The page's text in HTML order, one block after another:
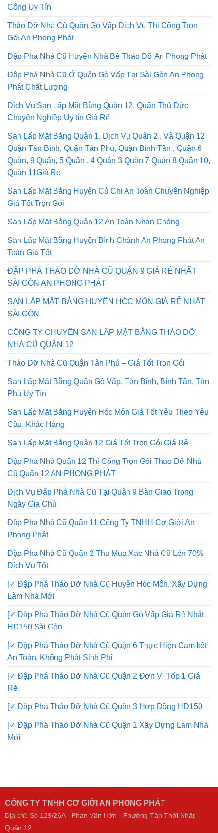
Công Uy Tín
Tháo Dỡ Nhà Cũ Quận Gò Vấp Dịch Vụ Thi Công Trọn
Gói An Phong Phát
Đập Phá Nhà Cũ Huyện Nhà Bè Tháo Dỡ An Phong Phát
Đập Phá Nhà Cũ Ở Quận Gò Vấp Tại Sài Gòn An Phong
Phát Chất Lượng
Dịch Vụ San Lấp Mặt Bằng Quận 12, Quận Thủ Đức
Chuyên Nghiệp Uy tín Giá Rẻ
San Lấp Mặt Bằng Quận 1, Dịch Vụ Quận 2 , Và Quận 12
Quận Tân Bình, Quận Tân Phú, Quận Bình Tân , Quận 6
Quận, 9 Quận, 5 Quận , 4 Quận 3 Quận 7 Quận 8 Quận 10,
Quận 11Giá Rẻ
San Lấp Mặt Bằng Huyện Củ Chi An Toàn Chuyên Nghiệp
Giá Tốt Trọn Gói
San Lấp Mặt Bằng Quận 12 An Toàn Nhan Chóng
San Lấp Mặt Bằng Huyện Bình Chánh An Phong Phát An
Toàn Giá Tốt
ĐẬP PHÁ THÁO DỠ NHÀ CŨ QUẬN 9 GIÁ RẺ NHẤT
SÀI GÒN AN PHONG PHÁT
SAN LẤP MẶT BẰNG HUYỆN HÓC MÔN GIÁ RẺ NHẤT
SÀI GÒN
CÔNG TY CHUYÊN SAN LẤP MẶT BẰNG THÁO DỠ
NHÀ CŨ QUẬN 12
Tháo Dỡ Nhà Cũ Quận Tân Phú – Giá Tốt Trọn Gói
San Lấp Mặt Bằng Quận Gò Vấp, Tân Bình, Bình Tân, Tân
Phú Uy Tín
San Lấp Mặt Bằng Huyện Hóc Môn Giá Tốt Yêu Theo Yêu
Cầu. Khác Hàng
San Lấp Mặt Bằng Quận 12 Giá Tốt Trọn Gói Giá Rẻ
Đập Phá Nhà Quận 12 Thi Công Trọn Gói Tháo Dỡ Nhà
Cũ Quận 12 AN PHONG PHÁT
Dịch Vụ Đập Phá Nhà Cũ Tại Quận 9 Bàn Giao Trong
Ngày Gia Chủ
Đập Phá Nhà Cũ Quận 11 Công Ty TNHH Cơ Giới An
Phong Phát
Đập Phá Nhà Cũ Quận 2 Thu Mua Xác Nhà Cũ Lên 70%
Dịch Vụ Tốt
[✓ Đập Phá Tháo Dỡ Nhà Cũ Huyện Hóc Môn, Xây Dựng
Làm Nhà Mới
[✓ Đập Phá Tháo Dỡ Nhà Cũ Quận Gò Vấp Giá Rẻ Nhất
HD150 Sài Gòn
[✓ Đập Phá Tháo Dỡ Nhà Cũ Quận 6 Thực Hiện Cam kết
An Toàn, Không Phát Sinh Phí
[✓ Đập Phá Tháo Dỡ Nhà Cũ Quận 2 Đơn Vị Tốp 1 Giá
Rẻ
[✓ Đập Phá Tháo Dỡ Nhà Cũ Quận 3 Hợp Đồng HD150
[✓ Đập Phá Tháo Dỡ Nhà Cũ Quận 1 Xây Dựng Làm Nhà
Mới
CÔNG TY TNHH CƠ GIỚI AN PHONG PHÁT
Địa chỉ: Số 129/26A - Phan Văn Hớn - Phường Tân Thới Nhất -
Quận 12